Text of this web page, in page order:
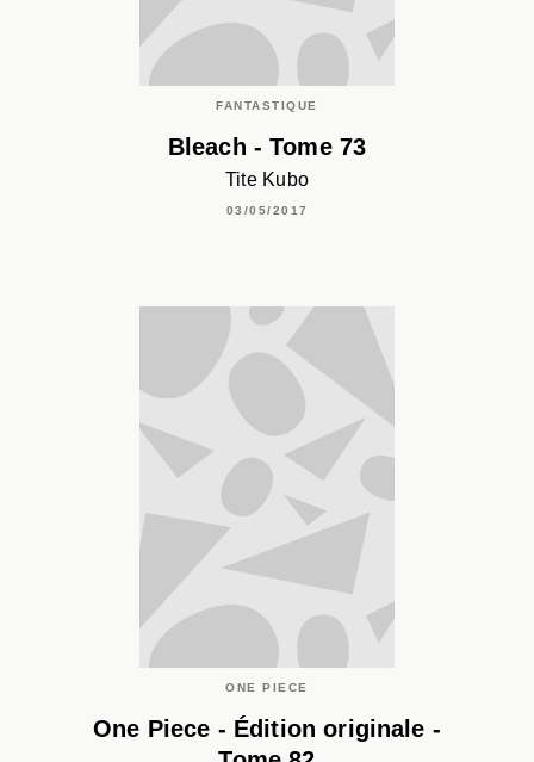
FANTASTIQUE
Bleach - Tome 73
Tite Kubo
03/05/2017
ONE PIECE
One Piece - Édition originale -